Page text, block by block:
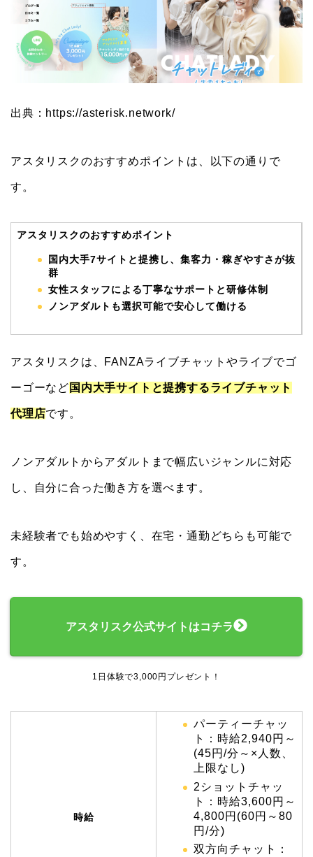
出典：https://asterisk.network/
アスタリスクのおすすめポイントは、以下の通りで
す。
アスタリスクのおすすめポイント
国内大手7サイトと提携し、集客力・稼ぎやすさが抜
群
女性スタッフによる丁寧なサポートと研修体制
ノンアダルトも選択可能で安心して働ける
アスタリスクは、FANZAライブチャットやライブでゴ
ーゴーなど 国内大手サイトと提携するライブチャット
代理店です。
ノンアダルトからアダルトまで幅広いジャンルに対応
し、自分に合った働き方を選べます。
未経験者でも始めやすく、 在宅・通勤どちらも可能で
す。
アスタリスク公式サイトはコチラ
1日体験で3,000円プレゼント！
時給
パーティーチャッ
ト：時給2,940円～
(45円/分～×人数、
上限なし)
2ショットチャッ
ト：時給3,600円～
4,800円(60円～80
円/分)
双方向チャット：